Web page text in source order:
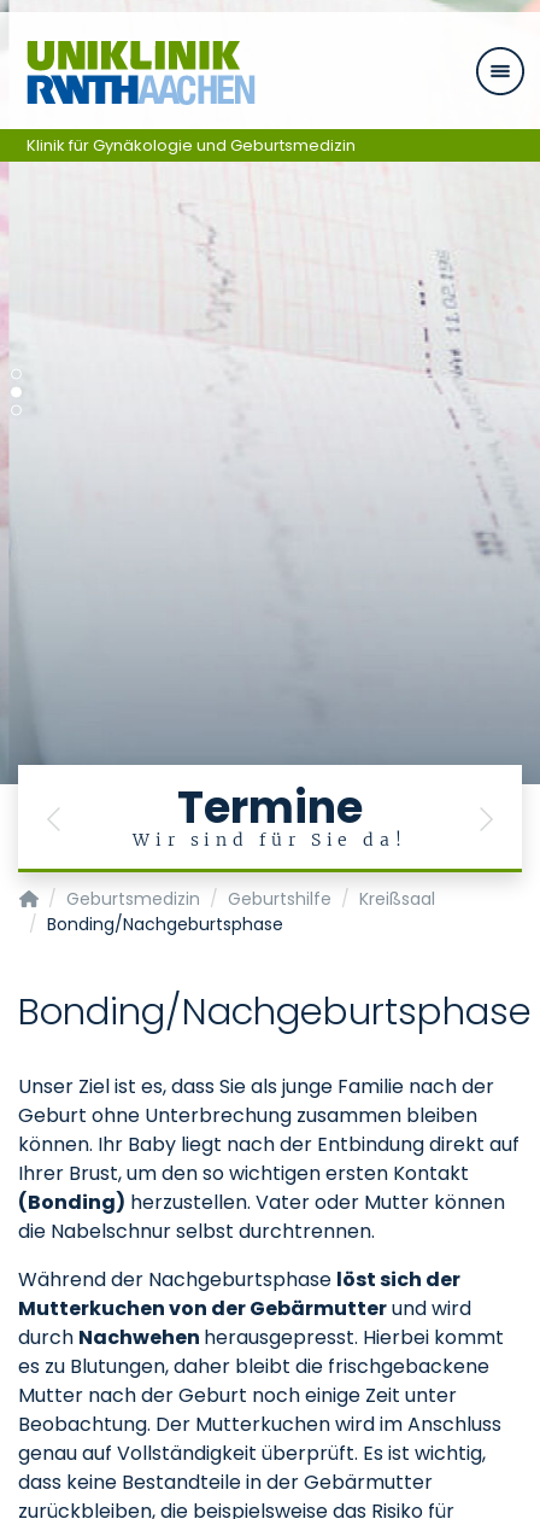
Skip navigation
Termine
Wir sind für Sie da!
Previous Next
Klinik für Gynäkologie und Geburtsmedizin
Klinik für Gynäkologie und Geburtsmedizin
Geburtsmedizin Geburtshilfe
Kreißsaal
Bonding/Nachgeburtsphase
Bonding/Nachgeburtsphase
Unser Ziel ist es, dass Sie als junge Familie nach der
Geburt ohne Unterbrechung zusammen bleiben
können. Ihr Baby liegt nach der Entbindung direkt auf
Ihrer Brust, um den so wichtigen ersten Kontakt
(Bonding) herzustellen. Vater oder Mutter können
die Nabelschnur selbst durchtrennen.
Während der Nachgeburtsphase löst sich der
Mutterkuchen von der Gebärmutterund wird
durch Nachwehen herausgepresst. Hierbei kommt
es zu Blutungen, daher bleibt die frischgebackene
Mutter nach der Geburt noch einige Zeit unter
Beobachtung. Der Mutterkuchen wird im Anschluss
genau auf Vollständigkeit überprüft. Es ist wichtig,
dass keine Bestandteile in der Gebärmutter
zurückbleiben, die beispielsweise das Risiko für